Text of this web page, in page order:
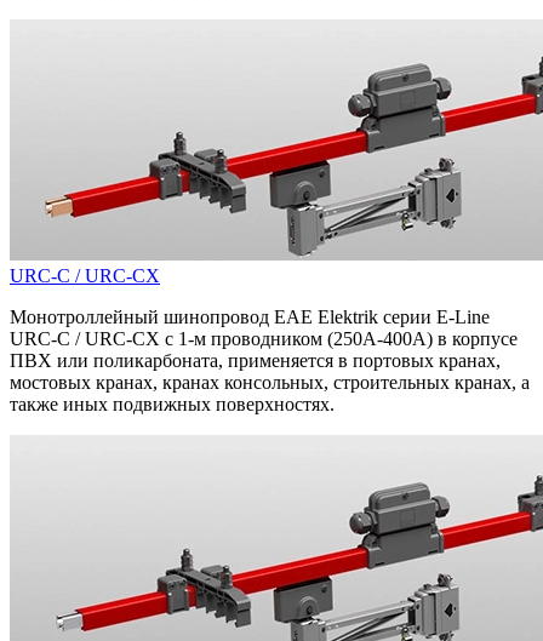
URC-C / URC-CX
Монотроллейный шинопровод EAE Elektrik серии E-Line
URC-C / URC-CX с 1-м проводником (250A-400A) в корпусе
ПВХ или поликарбоната, применяется в портовых кранах,
мостовых кранах, кранах консольных, строительных кранах, а
также иных подвижных поверхностях.